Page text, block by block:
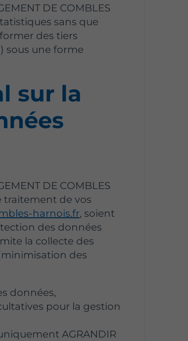
DE COMBLES
sans que
des tiers
sous une forme
sur la
DE COMBLES
traitement de vos
harnois.fr, soient
des données
la collecte des
des
données,
pour la gestion
AGRANDIR